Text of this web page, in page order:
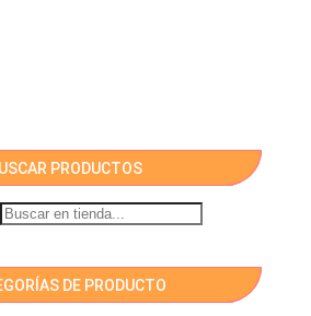
PRODUCTOS
DE PRODUCTO